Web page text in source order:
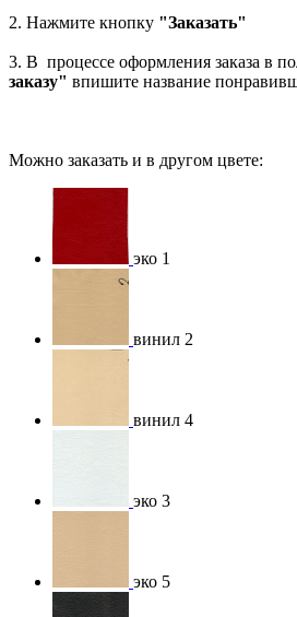
2. Нажмите кнопку "Заказать"
3. В процессе оформления заказа в
заказу" впишите название
Можно заказать и в другом цвете:
эко 1
винил 2
винил 4
эко 3
эко 5